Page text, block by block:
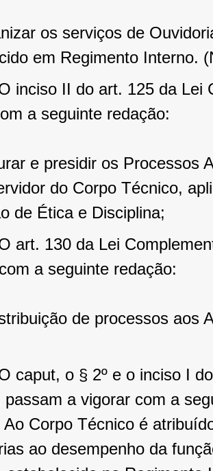
os serviços de
em Regimento Interno.
inciso II do art. 125 da Lei
a seguinte redação:
e presidir os Processos
do Corpo Técnico,
de Ética e Disciplina;
art. 130 da Lei
a seguinte redação:
de processos aos
caput, o § 2º e o inciso I
passam a vigorar com a
Ao Corpo Técnico é
ao desempenho da